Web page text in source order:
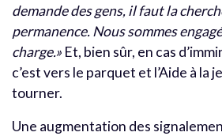
demande des gens, il faut la
permanence. Nous sommes
charge.» Et, bien sûr, en cas
c’est vers le parquet et l’Aide à la
tourner.
Une augmentation des